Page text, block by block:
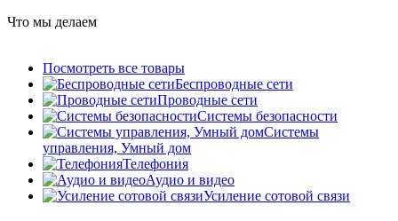
Что мы делаем
Посмотреть все товары
Беспроводные сети
Проводные сети
Системы безопасности
Системы
управления, Умный дом
Телефония
Аудио и видео
Усиление сотовой связи